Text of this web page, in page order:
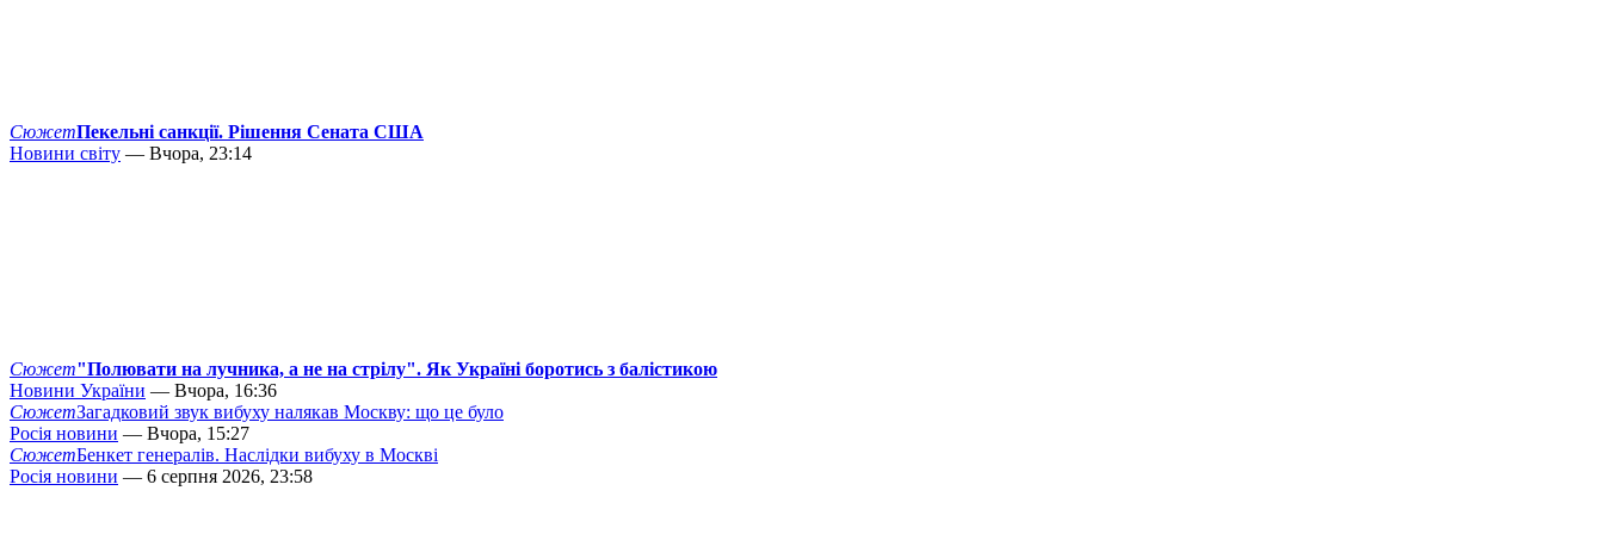
СюжетПекельні санкції. Рішення Сената США
Новини світу — Вчора, 23:14
Сюжет"Полювати на лучника, а не на стрілу". Як Україні боротись з балістикою
Новини України — Вчора, 16:36
СюжетЗагадковий звук вибуху налякав Москву: що це було
Росія новини — Вчора, 15:27
СюжетБенкет генералів. Наслідки вибуху в Москві
Росія новини — 6 серпня 2026, 23:58